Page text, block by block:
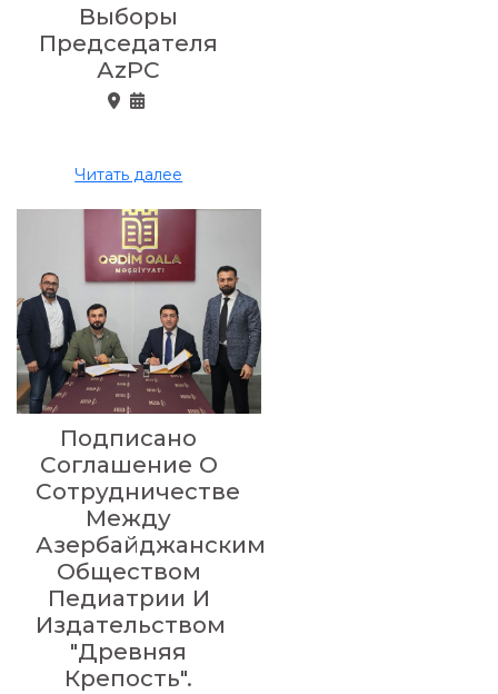
Выборы
Председателя
АzPC
Читать далее
Подписано
Соглашение О
Сотрудничестве
Между
Азербайджанским
Обществом
Педиатрии И
Издательством
"Древняя
Крепость".